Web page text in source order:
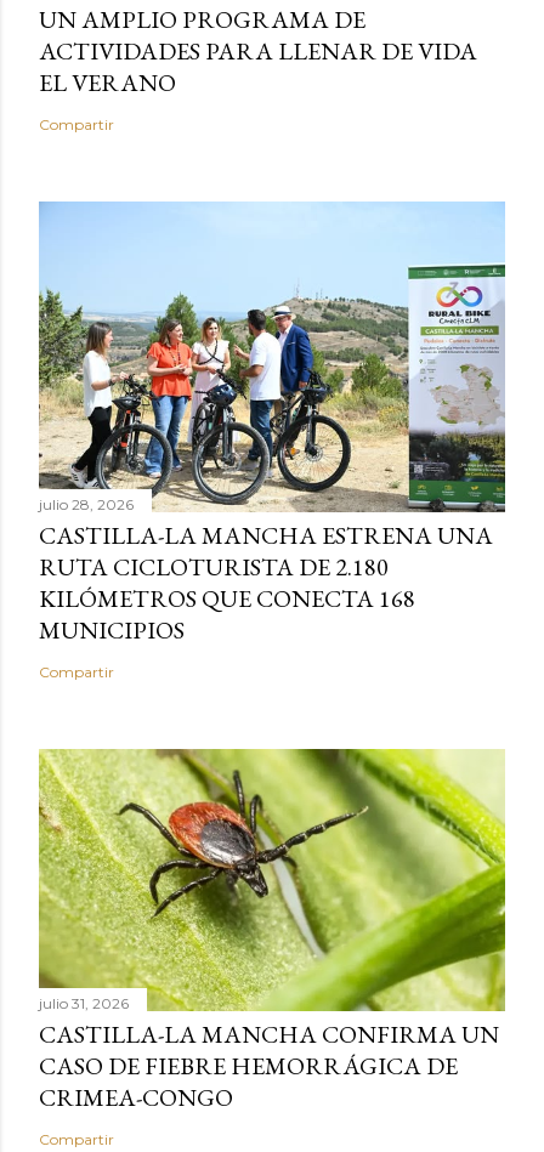
UN AMPLIO PROGRAMA DE
ACTIVIDADES PARA LLENAR DE VIDA
EL VERANO
Compartir
julio 28, 2026
CASTILLA-LA MANCHA ESTRENA UNA
RUTA CICLOTURISTA DE 2.180
KILÓMETROS QUE CONECTA 168
MUNICIPIOS
Compartir
julio 31, 2026
CASTILLA-LA MANCHA CONFIRMA UN
CASO DE FIEBRE HEMORRÁGICA DE
CRIMEA-CONGO
Compartir